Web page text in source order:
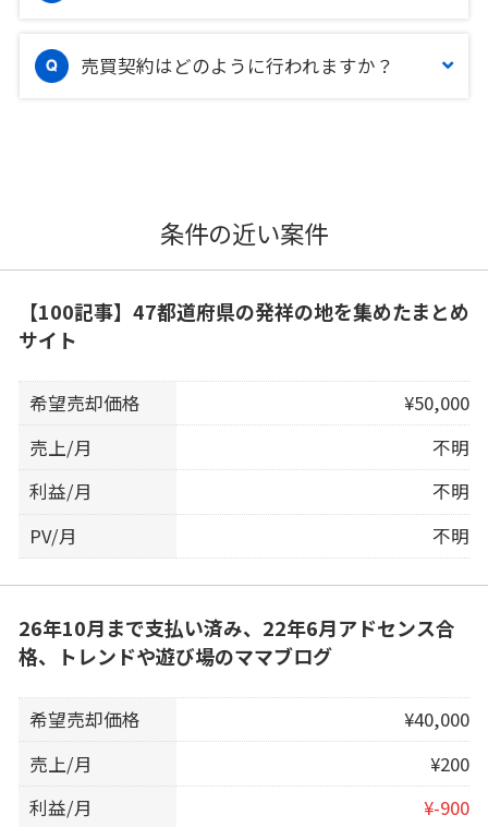
売買契約はどのように行われますか？
条件の近い案件
【100記事】47都道府県の発祥の地を集めたまとめ
サイト
希望売却価格
¥50,000
売上/月
不明
利益/月
不明
PV/月
不明
26年10月まで支払い済み、22年6月アドセンス合
格、トレンドや遊び場のママブログ
希望売却価格
¥40,000
売上/月
¥200
利益/月
¥-900